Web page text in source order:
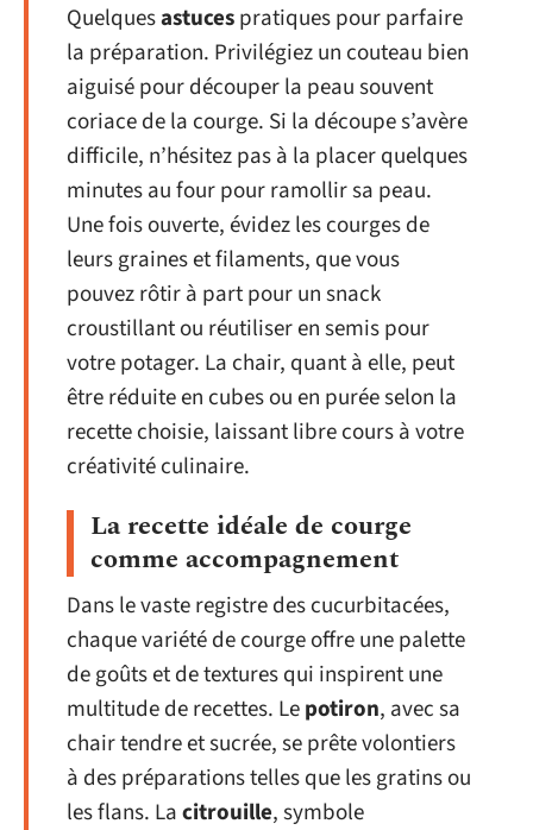
Quelquesastucespratiques pour parfaire
la préparation. Privilégiez un couteau bien
aiguisé pour découper la peau souvent
coriace de la courge. Si la découpe s’avère
difficile, n’hésitez pas à la placer quelques
minutes au four pour ramollir sa peau.
Une fois ouverte, évidez les courges de
leurs graines et filaments, que vous
pouvez rôtir à part pour un snack
croustillant ou réutiliser en semis pour
votre potager. La chair, quant à elle, peut
être réduite en cubes ou en purée selon la
recette choisie, laissant libre cours à votre
créativité culinaire.
La recette idéale de courge
comme accompagnement
Dans le vaste registre des cucurbitacées,
chaque variété de courge offre une palette
de goûts et de textures qui inspirent une
multitude de recettes. Lepotiron, avec sa
chair tendre et sucrée, se prête volontiers
à des préparations telles que les gratins ou
les flans. Lacitrouille, symbole